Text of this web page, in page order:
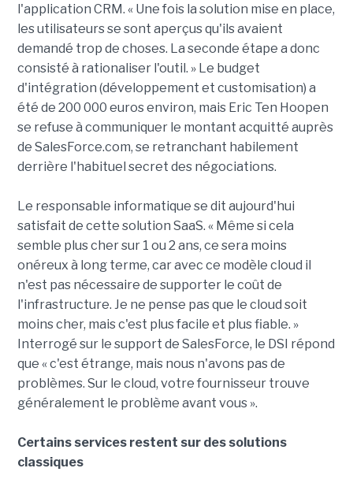
l'application CRM. « Une fois la solution mise en place,
les utilisateurs se sont aperçus qu'ils avaient
demandé trop de choses. La seconde étape a donc
consisté à rationaliser l'outil. » Le budget
d'intégration (développement et customisation) a
été de 200 000 euros environ, mais Eric Ten Hoopen
se refuse à communiquer le montant acquitté auprès
de SalesForce.com, se retranchant habilement
derrière l'habituel secret des négociations.
Le responsable informatique se dit aujourd'hui
satisfait de cette solution SaaS. « Même si cela
semble plus cher sur 1 ou 2 ans, ce sera moins
onéreux à long terme, car avec ce modèle cloud il
n'est pas nécessaire de supporter le coût de
l'infrastructure. Je ne pense pas que le cloud soit
moins cher, mais c'est plus facile et plus fiable. »
Interrogé sur le support de SalesForce, le DSI répond
que « c'est étrange, mais nous n'avons pas de
problèmes. Sur le cloud, votre fournisseur trouve
généralement le problème avant vous ».
Certains services restent sur des solutions
classiques